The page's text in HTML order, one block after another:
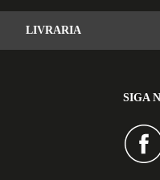
LIVRARIA
SIGA